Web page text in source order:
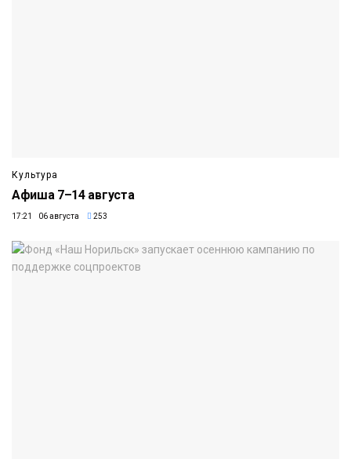
Культура
Афиша 7–14 августа
17:21 06 августа 253